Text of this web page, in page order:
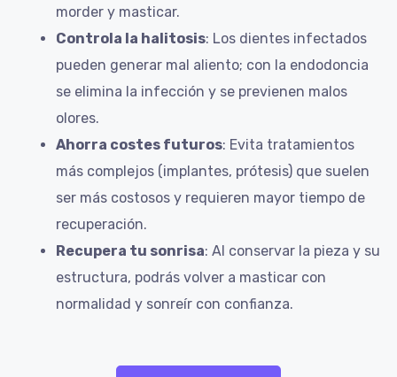
morder y masticar.
Controla la halitosis: Los dientes infectados
pueden generar mal aliento; con la endodoncia
se elimina la infección y se previenen malos
olores.
Ahorra costes futuros: Evita tratamientos
más complejos (implantes, prótesis) que suelen
ser más costosos y requieren mayor tiempo de
recuperación.
Recupera tu sonrisa: Al conservar la pieza y su
estructura, podrás volver a masticar con
normalidad y sonreír con confianza.